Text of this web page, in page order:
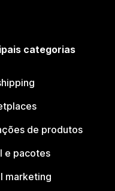
categorias
de produtos
e pacotes
marketing